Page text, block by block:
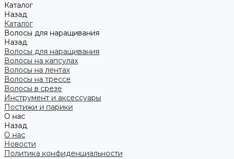
Каталог
Назад
Каталог
Волосы для наращивания
Назад
Волосы для наращивания
Волосы на капсулах
Волосы на лентах
Волосы на трессе
Волосы в срезе
Инструмент и аксессуары
Постижи и парики
О нас
Назад
О нас
Новости
Политика конфиденциальности